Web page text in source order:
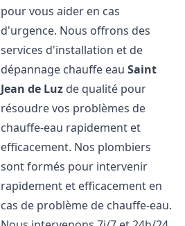
pour vous aider en cas
d'urgence. Nous offrons des
services d'installation et de
dépannage chauffe eauSaint
Jean de Luz de qualité pour
résoudre vos problèmes de
chauffe-eau rapidement et
efficacement. Nos plombiers
sont formés pour intervenir
rapidement et efficacement en
cas de problème de chauffe-eau.